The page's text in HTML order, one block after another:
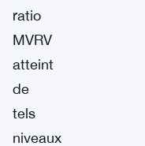
ratio
MVRV
atteint
de
tels
niveaux